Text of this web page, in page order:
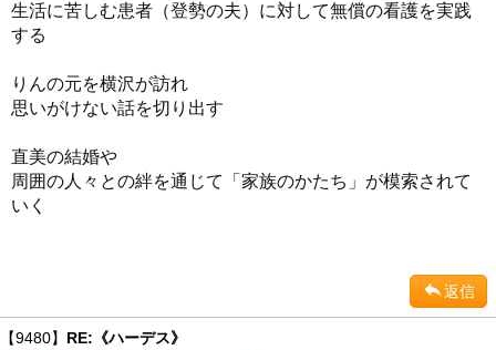
生活に苦しむ患者（登勢の夫）に対して無償の看護を実践
する
りんの元を横沢が訪れ
思いがけない話を切り出す
直美の結婚や
周囲の人々との絆を通じて「家族のかたち」が模索されて
いく
返信
【9480】 RE:《ハーデス》